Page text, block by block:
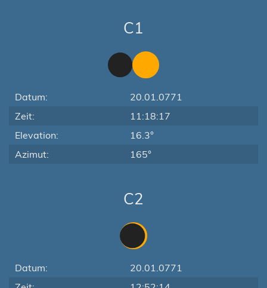
C1
Datum:
20.01.0771
Zeit:
11:18:17
Elevation:
16.3°
Azimut:
165°
C2
Datum:
20.01.0771